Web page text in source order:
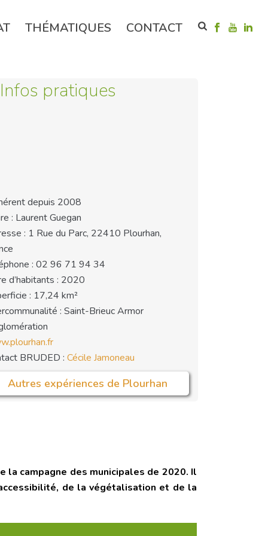
THÉMATIQUES CONTACT
Infos pratiques
depuis 2008
: Laurent Guegan
: 1 Rue du Parc, 22410 Plourhan,
: 02 96 71 94 34
d’habitants : 2020
: 17,24 km²
: Saint-Brieuc Armor
BRUDED : Cécile Jamoneau
Autres expériences de Plourhan
campagne des municipales de 2020. Il
de la végétalisation et de la